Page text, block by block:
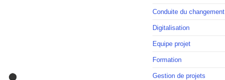
Conduite du changement
Digitalisation
Equipe projet
Formation
Gestion de projets